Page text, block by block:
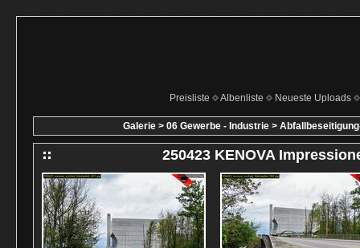
Preisliste Albenliste Neueste Uploads
Galerie> 06 Gewerbe - Industrie>
250423 KENOVA